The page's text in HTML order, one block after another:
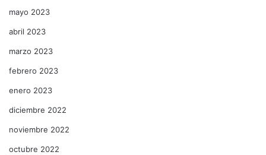
mayo 2023
abril 2023
marzo 2023
febrero 2023
enero 2023
diciembre 2022
noviembre 2022
octubre 2022